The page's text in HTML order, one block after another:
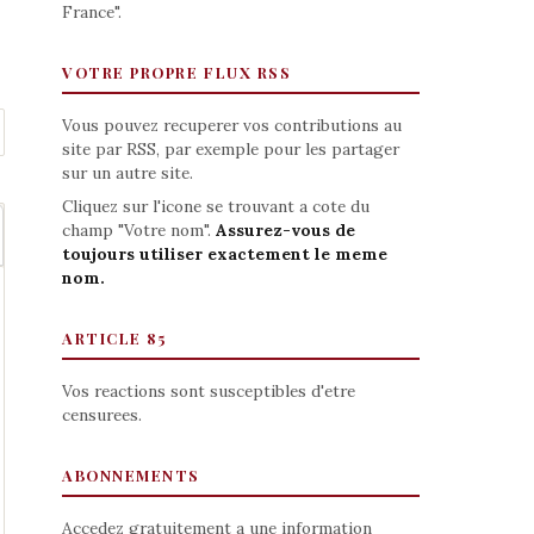
France".
VOTRE PROPRE FLUX RSS
Vous pouvez recuperer vos contributions au
site par RSS, par exemple pour les partager
sur un autre site.
Cliquez sur l'icone se trouvant a cote du
champ "Votre nom". Assurez-vous de
toujours utiliser exactement le meme
nom.
ARTICLE 85
Vos reactions sont susceptibles d'etre
censurees.
ABONNEMENTS
Accedez gratuitement a une information